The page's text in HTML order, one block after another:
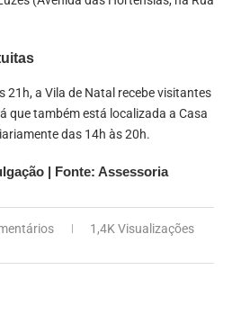
21h, a Vila de Natal recebe visitantes
que também está localizada a Casa
das 14h às 20h.
| Fonte: Assessoria
1,4K Visualizações